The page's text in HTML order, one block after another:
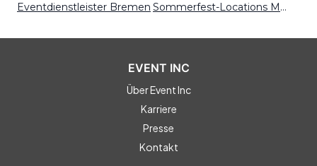
Eventdienstleister Bremen
Sommerfest-Locations Magdeburg
EVENT INC
Über Event Inc
Karriere
Presse
Kontakt